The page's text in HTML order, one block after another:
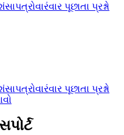
વારંવાર પૂછાતા પ્રશ્નો
વારંવાર પૂછાતા પ્રશ્નો